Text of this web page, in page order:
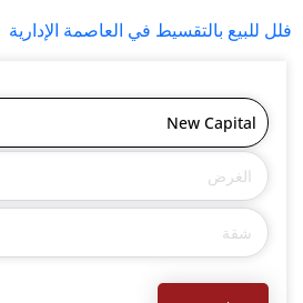
فلل للبيع بالتقسيط في العاصمة الإدارية